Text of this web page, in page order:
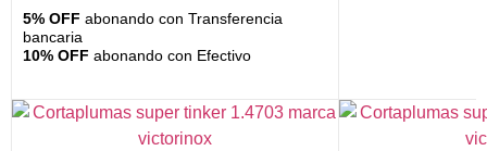
5% OFF abonando con Transferencia
bancaria
10% OFF abonando con Efectivo